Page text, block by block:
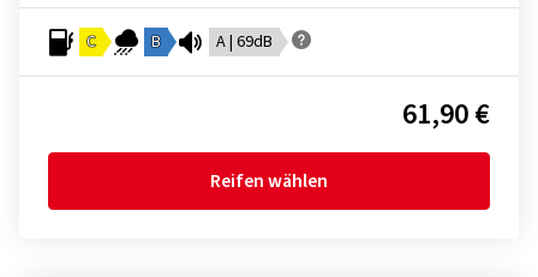
C B A | 69dB
61,90 €
Reifen wählen